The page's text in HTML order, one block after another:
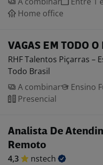
Home office
VAGAS EM TODO O
RHF Talentos Piçarras –
Todo Brasil
A combinar
Ensino
Presencial
Analista De
Remoto
4,3 nstech